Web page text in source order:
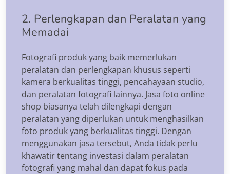
2. Perlengkapan dan Peralatan yang
Memadai
Fotografi produk yang baik memerlukan
peralatan dan perlengkapan khusus seperti
kamera berkualitas tinggi, pencahayaan studio,
dan peralatan fotografi lainnya. Jasa foto online
shop biasanya telah dilengkapi dengan
peralatan yang diperlukan untuk menghasilkan
foto produk yang berkualitas tinggi. Dengan
menggunakan jasa tersebut, Anda tidak perlu
khawatir tentang investasi dalam peralatan
fotografi yang mahal dan dapat fokus pada